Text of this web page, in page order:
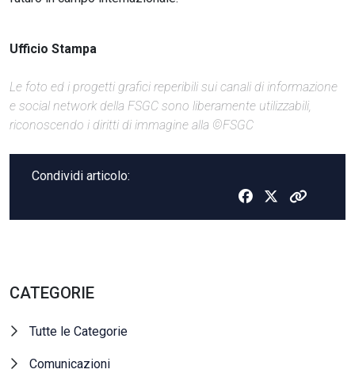
Ufficio Stampa
Le foto ed i progetti grafici reperibili sui canali di informazione
e social network della FSGC sono liberamente utilizzabili,
riconoscendo i diritti di immagine alla ©FSGC
Condividi articolo:
CATEGORIE
Tutte le Categorie
Comunicazioni